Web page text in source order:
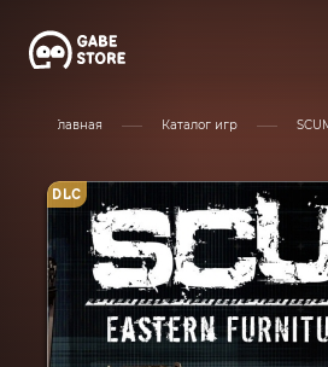
Главная Каталог игр
DLC